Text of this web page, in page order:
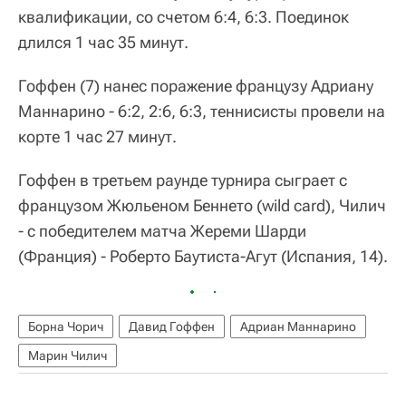
квалификации, со счетом 6:4, 6:3. Поединок
длился 1 час 35 минут.
Гоффен (7) нанес поражение французу Адриану
Маннарино - 6:2, 2:6, 6:3, теннисисты провели на
корте 1 час 27 минут.
Гоффен в третьем раунде турнира сыграет с
французом Жюльеном Беннето (wild card), Чилич
- с победителем матча Жереми Шарди
(Франция) - Роберто Баутиста-Агут (Испания, 14).
Борна Чорич Давид Гоффен
Адриан Маннарино
Марин Чилич